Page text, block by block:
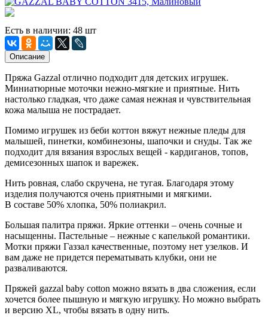
Есть в наличии: 48 шт
Описание
Пряжа Gazzal отлично подходит для детских игрушек.
Миниатюрные моточки нежно-мягкие и приятные. Нить
настолько гладкая, что даже самая нежная и чувствительная
кожа малыша не пострадает.
Помимо игрушек из беби коттон вяжут нежные пледы для
малышей, пинетки, комбинезоны, шапочки и снуды. Так же
подходит для вязания взрослых вещей - кардиганов, топов,
демисезонных шапок и варежек.
Нить ровная, слабо скручена, не тугая. Благодаря этому
изделия получаются очень приятными и мягкими.
В составе 50% хлопка, 50% полиакрил.
Большая палитра пряжи. Яркие оттенки – очень сочные и
насыщенны. Пастельные – нежные с капелькой романтики.
Мотки пряжи Газзал качественные, поэтому нет узелков. И
вам даже не придется перематывать клубки, они не
разваливаются.
Пряжей gazzal baby cotton можно вязать в два сложения, если
хочется более пышную и мягкую игрушку. Но можно выбрать
и версию XL, чтобы вязать в одну нить.